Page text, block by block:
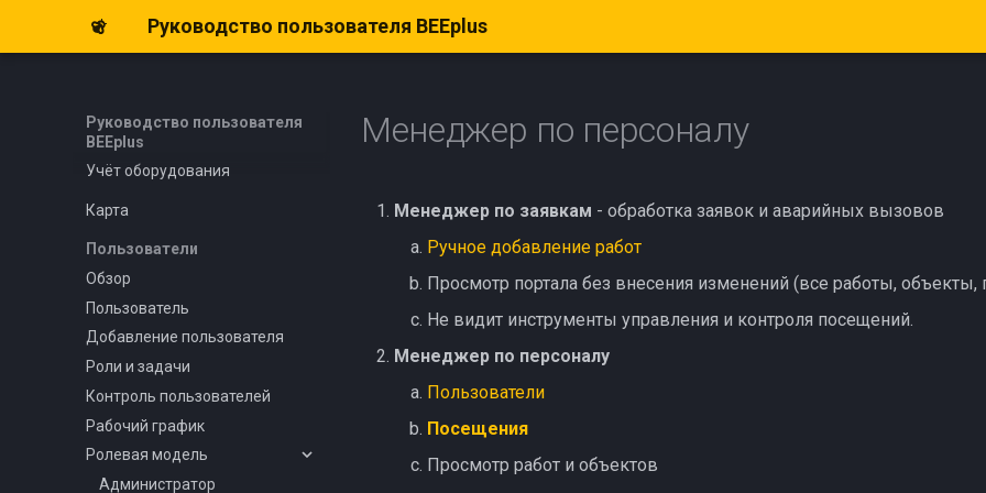
Руководство пользователя BEEplus
Руководство пользователя
BEEplus
Обзор
Объект
Получить план-график
Дефектные акты
Учёт оборудования
Карта
Пользователи
Обзор
Пользователь
Добавление пользователя
Роли и задачи
Контроль пользователей
Рабочий график
Ролевая модель
Администратор
Менеджер по персоналу
Менеджер по заявкам - обработка заявок и аварийных вызовов
Ручное добавление работ
Просмотр портала без внесения изменений (все работы, объекты,
Не видит инструменты управления и контроля посещений.
Менеджер по персоналу
Пользователи
Посещения
Просмотр работ и объектов